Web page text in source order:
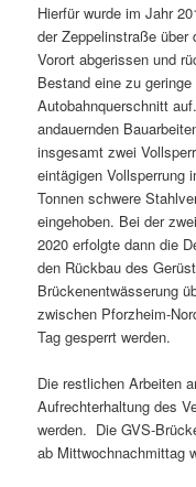
Hierfür wurde im Jahr
der Zeppelinstraße
Vorort abgerissen und
Bestand eine zu
Autobahnquerschnitt
andauernden
insgesamt zwei
eintägigen Vollsperrung
Tonnen schwere
eingehoben. Bei der
2020 erfolgte dann die
den Rückbau des
Brückenentwässerung
zwischen Pforzheim-
Tag gesperrt werden.
Die restlichen Arbeiten
Aufrechterhaltung des
werden. Die GVS-
ab Mittwochnachmittag